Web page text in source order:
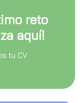
reto
aquí!
tu CV